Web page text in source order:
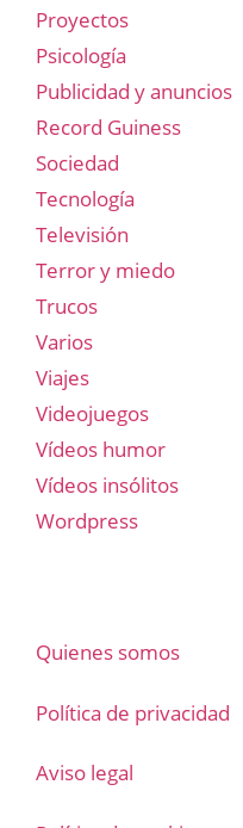
Proyectos
Psicología
Publicidad y anuncios
Record Guiness
Sociedad
Tecnología
Televisión
Terror y miedo
Trucos
Varios
Viajes
Videojuegos
Vídeos humor
Vídeos insólitos
Wordpress
Quienes somos
Política de privacidad
Aviso legal